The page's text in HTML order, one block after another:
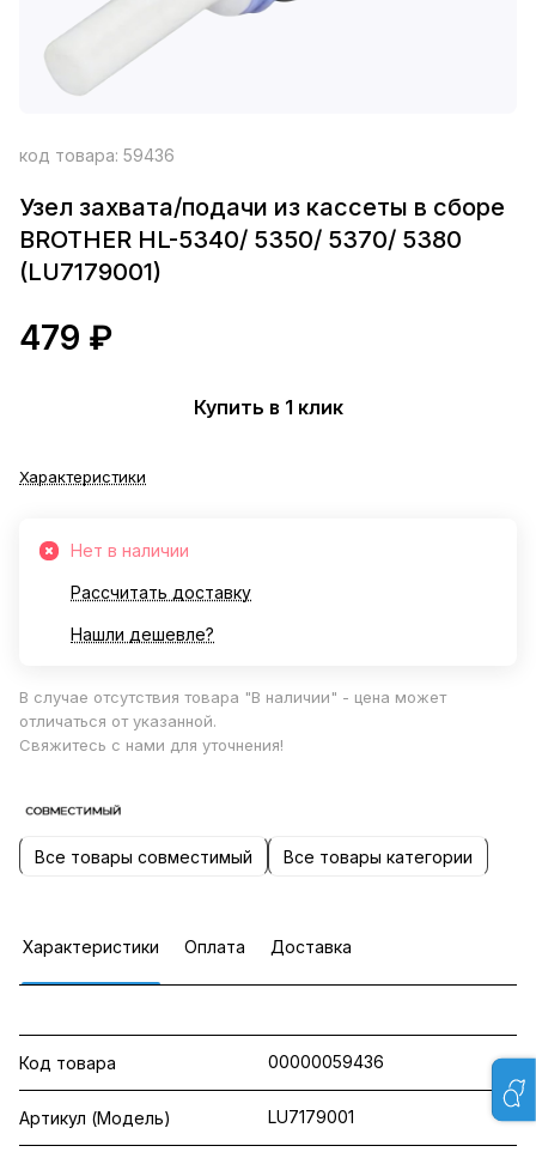
код товара: 59436
Узел захвата/подачи из кассеты в сборе
BROTHER HL-5340/ 5350/ 5370/ 5380
(LU7179001)
479 ₽
Купить в 1 клик
Характеристики
Нет в наличии
Рассчитать доставку
Нашли дешевле?
В случае отсутствия товара "В наличии" - цена может
отличаться от указанной.
Свяжитесь с нами для уточнения!
Все товары совместимый Все товары категории
Характеристики Оплата Доставка
Код товара 00000059436
Артикул (Модель) LU7179001